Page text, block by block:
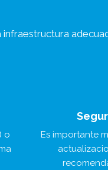
o
Es importante